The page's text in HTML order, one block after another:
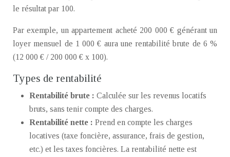
le résultat par 100.
Par exemple, un appartement acheté 200 000 € générant un
loyer mensuel de 1 000 € aura une rentabilité brute de 6 %
(12 000 € / 200 000 € x 100).
Types de rentabilité
Rentabilité brute : Calculée sur les revenus locatifs
bruts, sans tenir compte des charges.
Rentabilité nette : Prend en compte les charges
locatives (taxe foncière, assurance, frais de gestion,
etc.) et les taxes foncières. La rentabilité nette est